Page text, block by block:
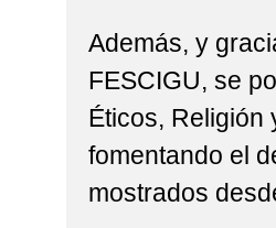
Además, y
FESCIGU, se
Éticos, Religión
fomentando el
mostrados